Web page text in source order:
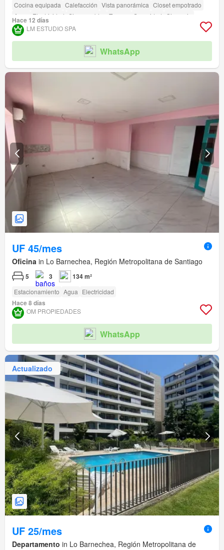
Cocina equipada Calefacción Vista panorámica Closet empotrado
Agua
Electricidad Sin amueblar Terraza Seguridad
Gimnasio
Piscina Ascensor Jardín
Acceso para personas con discapacidad
Hace 12 días
LM ESTUDIO SPA
WhatsApp
UF 45/mes
Oficina in Lo Barnechea, Región Metropolitana de Santiago
5 3 134 m²
Estacionamiento Agua Electricidad
Hace 8 días
OM PROPIEDADES
WhatsApp
Actualizado
UF 25/mes
Departamento in Lo Barnechea, Región Metropolitana de